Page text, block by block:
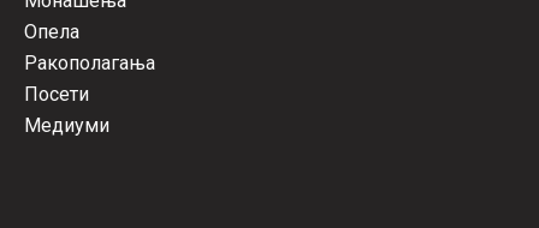
Опела
Ракополагања
Посети
Медиуми